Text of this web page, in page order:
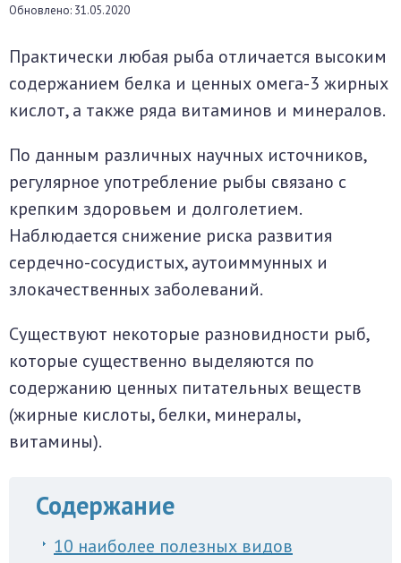
Обновлено: 31.05.2020
Практически любая рыба отличается высоким
содержанием белка и ценных омега-3 жирных
кислот, а также ряда витаминов и минералов.
По данным различных научных источников,
регулярное употребление рыбы связано с
крепким здоровьем и долголетием.
Наблюдается снижение риска развития
сердечно-сосудистых, аутоиммунных и
злокачественных заболеваний.
Существуют некоторые разновидности рыб,
которые существенно выделяются по
содержанию ценных питательных веществ
(жирные кислоты, белки, минералы,
витамины).
Содержание
10 наиболее полезных видов
система
система